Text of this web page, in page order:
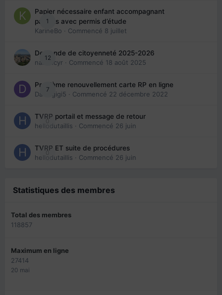
1
Papier nécessaire enfant accompagnant
parents avec permis d’étude
KarineBo · Commencé 8 juillet
12
Demande de citoyenneté 2025-2026
nanancyr · Commencé 18 août 2025
7
Problème renouvellement carte RP en ligne
Davidgigi5 · Commencé 22 décembre 2022
0
TVRP portail et message de retour
hellodutaillis · Commencé 26 juin
0
TVRP ET suite de procédures
hellodutaillis · Commencé 26 juin
Statistiques des membres
Total des membres
118857
Maximum en ligne
27414
20 mai